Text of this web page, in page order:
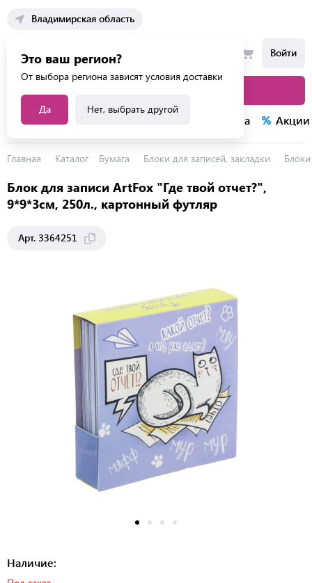
Владимирская область
Это ваш регион?
От выбора региона зависят условия доставки
Да Нет, выбрать другой
Войти
Каталог услуг Распродажа Акции
Главная Каталог Бумага Блоки для записей, закладки
Блок для записи ArtFox "Где твой отчет?",
9*9*3см, 250л., картонный футляр
Арт. 3364251
Наличие: